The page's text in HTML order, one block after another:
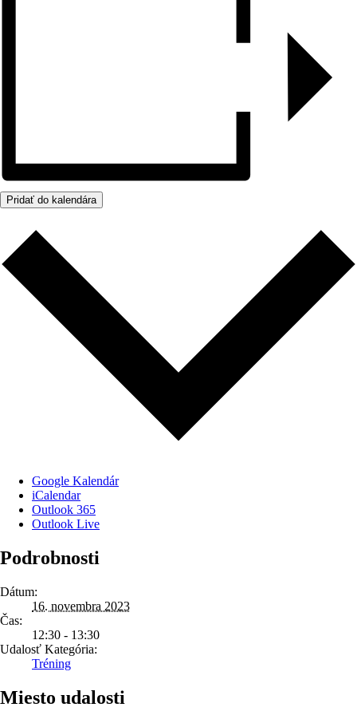
Pridať do kalendára
Google Kalendár
iCalendar
Outlook 365
Outlook Live
Podrobnosti
Dátum:
16. novembra 2023
Čas:
12:30 - 13:30
Udalosť Kategória:
Tréning
Miesto udalosti